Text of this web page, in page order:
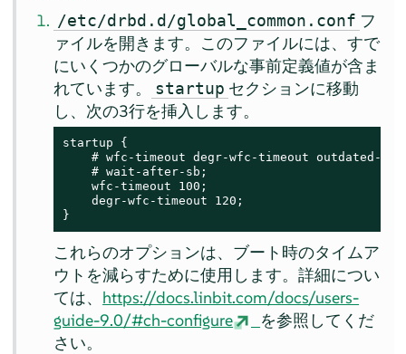
/etc/drbd.d/global_common.conf フ
ァイルを開きます。このファイルには、すで
にいくつかのグローバルな事前定義値が含ま
れています。
startup セクションに移動
し、次の3行を挿入します。
startup {
# wfc-timeout degr-wfc-timeout outdated-
    # wait-after-sb;
    wfc-timeout 100;
    degr-wfc-timeout 120;
}
これらのオプションは、ブート時のタイムア
ウトを減らすために使用します。詳細につい
ては、 https://docs.linbit.com/docs/users-
guide-9.0/#ch-configure
を参照してくだ
さい。